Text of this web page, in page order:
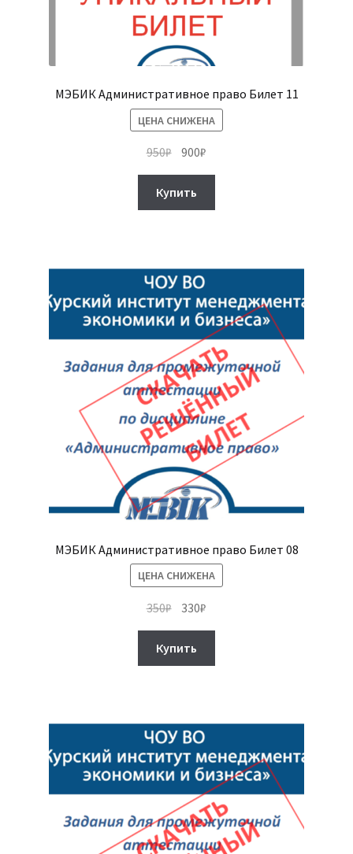
МЭБИК Административное право Билет 11
ЦЕНА СНИЖЕНА
950₽ Первоначальная
цена
составляла
950₽.
900₽
цена:
Купить
МЭБИК Административное право Билет 08
ЦЕНА СНИЖЕНА
350₽ Первоначальная
составляла
350₽.
330₽
Купить